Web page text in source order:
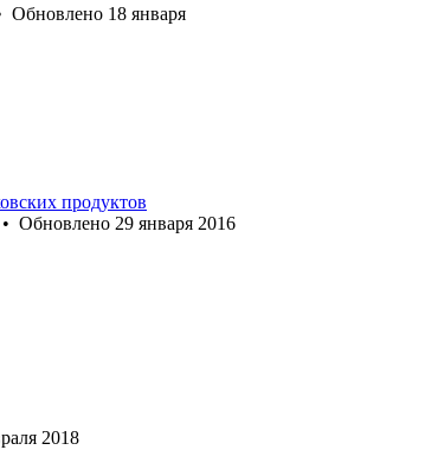
Обновлено 18 января
продуктов
• Обновлено 29 января 2016
2018